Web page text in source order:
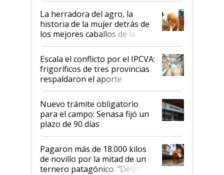
establecimientos en Argentina
La herradora del agro, la
historia de la mujer detrás de
los mejores caballos de la
Argentina y los mitos que
todavía hacen sufrir a estos
animales: "Mientras me
descalificaban, yo seguí
haciendo currículum"
Escala el conflicto por el IPCVA:
frigoríficos de tres provincias
respaldaron el aporte
obligatorio
Nuevo trámite obligatorio
para el campo: Senasa fijó un
plazo de 90 días
Pagaron más de 18.000 kilos
de novillo por la mitad de un
ternero patagónico: "Desde